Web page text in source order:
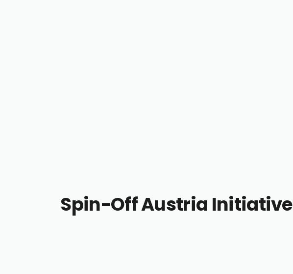
Spin-Off Austria Initiative